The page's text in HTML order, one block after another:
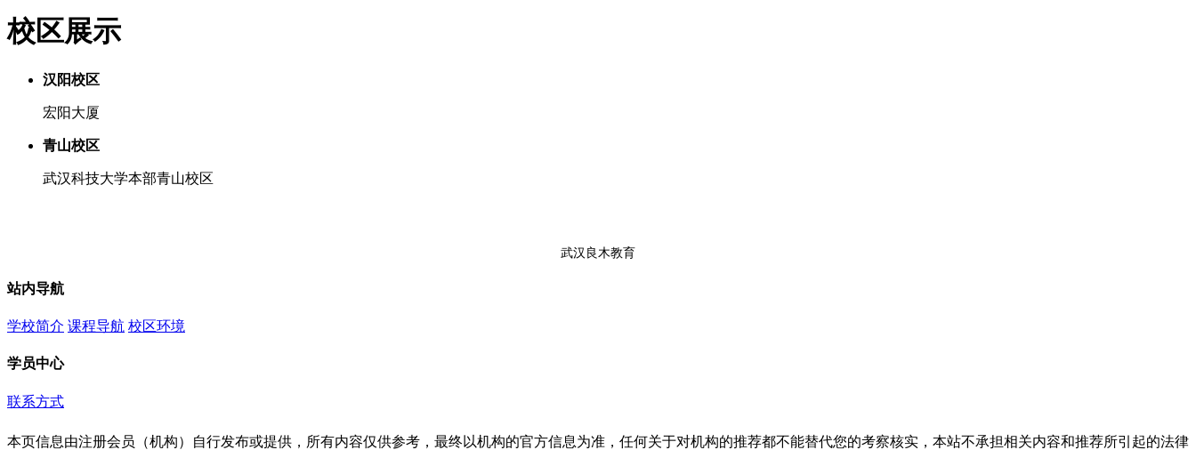
校区展示
汉阳校区
宏阳大厦
青山校区
武汉科技大学本部青山校区
武汉良木教育
站内导航
学校简介 课程导航 校区环境
学员中心
联系方式
本页信息由注册会员（机构）自行发布或提供，所有内容仅供参考，最终以机构的官方信息为准，任何关于对机构的推荐都不能替代您的考察核实，本站不承担相关内容和推荐所引起的法律